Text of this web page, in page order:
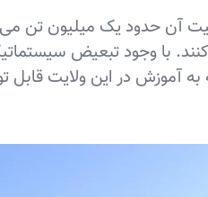
آن حدود یک میلیون تن می
با وجود تبعیض
به آموزش در این ولایت قابل